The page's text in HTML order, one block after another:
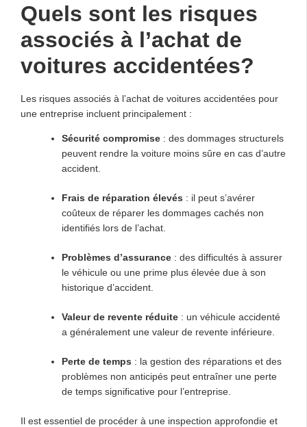
Quels sont les risques
associés à l’achat de
voitures accidentées?
Les risques associés à l’achat de voitures accidentées pour
une entreprise incluent principalement :
Sécurité compromise : des dommages structurels
peuvent rendre la voiture moins sûre en cas d’autre
accident.
Frais de réparation élevés : il peut s’avérer
coûteux de réparer les dommages cachés non
identifiés lors de l’achat.
Problèmes d’assurance : des difficultés à assurer
le véhicule ou une prime plus élevée due à son
historique d’accident.
Valeur de revente réduite : un véhicule accidenté
a généralement une valeur de revente inférieure.
Perte de temps : la gestion des réparations et des
problèmes non anticipés peut entraîner une perte
de temps significative pour l’entreprise.
Il est essentiel de procéder à une inspection approfondie et